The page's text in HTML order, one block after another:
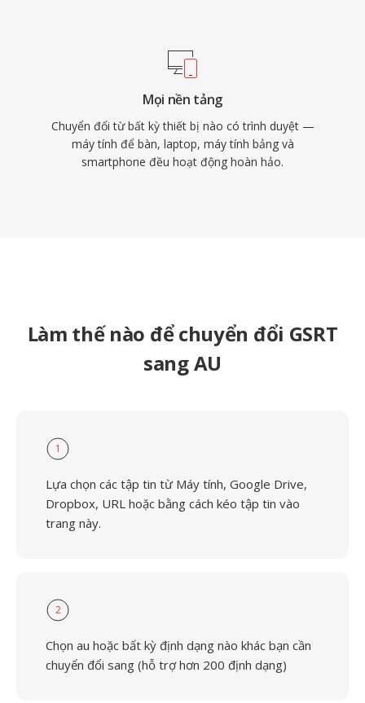
Mọi nền tảng
Chuyển đổi từ bất kỳ thiết bị nào có trình duyệt —
máy tính để bàn, laptop, máy tính bảng và
smartphone đều hoạt động hoàn hảo.
Làm thế nào để chuyển đổi GSRT
sang AU
1
Lựa chọn các tập tin từ Máy tính, Google Drive,
Dropbox, URL hoặc bằng cách kéo tập tin vào
trang này.
2
Chọn au hoặc bất kỳ định dạng nào khác bạn cần
chuyển đổi sang (hỗ trợ hơn 200 định dạng)